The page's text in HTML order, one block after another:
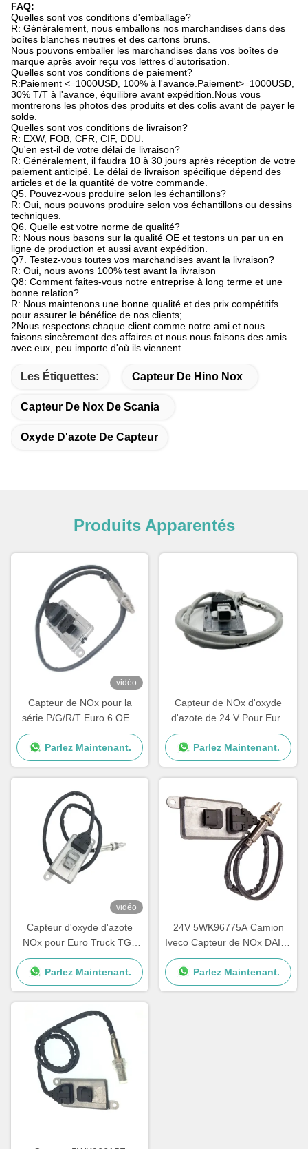
FAQ:
Quelles sont vos conditions d'emballage?
R: Généralement, nous emballons nos marchandises dans des
boîtes blanches neutres et des cartons bruns.
Nous pouvons emballer les marchandises dans vos boîtes de
marque après avoir reçu vos lettres d'autorisation.
Quelles sont vos conditions de paiement?
R:Paiement <=1000USD, 100% à l'avance.Paiement>=1000USD,
30% T/T à l'avance, équilibre avant expédition.Nous vous
montrerons les photos des produits et des colis avant de payer le
solde.
Quelles sont vos conditions de livraison?
R: EXW, FOB, CFR, CIF, DDU.
Qu'en est-il de votre délai de livraison?
R: Généralement, il faudra 10 à 30 jours après réception de votre
paiement anticipé. Le délai de livraison spécifique dépend des
articles et de la quantité de votre commande.
Q5. Pouvez-vous produire selon les échantillons?
R: Oui, nous pouvons produire selon vos échantillons ou dessins
techniques.
Q6. Quelle est votre norme de qualité?
R: Nous nous basons sur la qualité OE et testons un par un en
ligne de production et aussi avant expédition.
Q7. Testez-vous toutes vos marchandises avant la livraison?
R: Oui, nous avons 100% test avant la livraison
Q8: Comment faites-vous notre entreprise à long terme et une
bonne relation?
R: Nous maintenons une bonne qualité et des prix compétitifs
pour assurer le bénéfice de nos clients;
2Nous respectons chaque client comme notre ami et nous
faisons sincèrement des affaires et nous nous faisons des amis
avec eux, peu importe d'où ils viennent.
Les Étiquettes: Capteur De Hino Nox
Capteur De Nox De Scania
Oxyde D'azote De Capteur
Produits Apparentés
vidéo
Capteur de NOx pour la
série P/G/R/T Euro 6 OEM
5WK97401 2294291
2064769
Parlez Maintenant.
Capteur de NOx d'oxyde
d'azote de 24 V Pour Euro
Truck OEM 2294290
5WK97400
Parlez Maintenant.
vidéo
Capteur d'oxyde d'azote
NOx pour Euro Truck TGX
OEM 51154080019
5WK96790B
Parlez Maintenant.
24V 5WK96775A Camion
Iveco Capteur de NOx DAILY
III Carrosserie 5801754014
Parlez Maintenant.